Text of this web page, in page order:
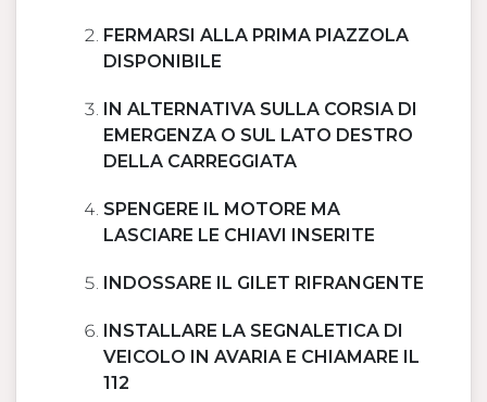
FERMARSI ALLA PRIMA PIAZZOLA
DISPONIBILE
IN ALTERNATIVA SULLA CORSIA DI
EMERGENZA O SUL LATO DESTRO
DELLA CARREGGIATA
SPENGERE IL MOTORE MA
LASCIARE LE CHIAVI INSERITE
INDOSSARE IL GILET RIFRANGENTE
INSTALLARE LA SEGNALETICA DI
VEICOLO IN AVARIA E CHIAMARE IL
112